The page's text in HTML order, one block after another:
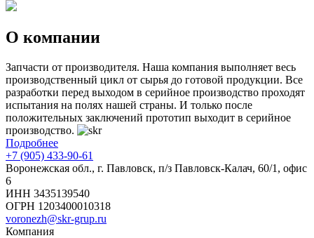
О компании
Запчасти от производителя. Наша компания выполняет весь
производственный цикл от сырья до готовой продукции. Все
разработки перед выходом в серийное производство проходят
испытания на полях нашей страны. И только после
положительных заключений прототип выходит в серийное
производство.
Подробнее
+7 (905) 433-90-61
Воронежская обл., г. Павловск, п/з Павловск-Калач, 60/1, офис
6
ИНН 3435139540
ОГРН 1203400010318
voronezh@skr-grup.ru
Компания